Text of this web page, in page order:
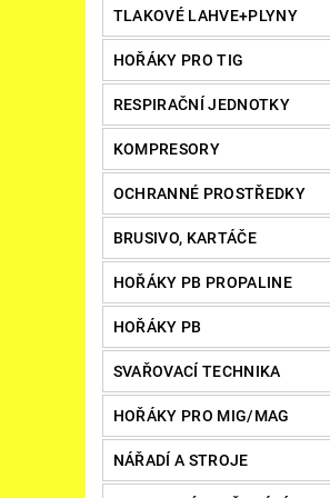
TLAKOVÉ LAHVE+PLYNY
HOŘÁKY PRO TIG
RESPIRAČNÍ JEDNOTKY
KOMPRESORY
OCHRANNÉ PROSTŘEDKY
BRUSIVO, KARTÁČE
HOŘÁKY PB PROPALINE
HOŘÁKY PB
SVAŘOVACÍ TECHNIKA
HOŘÁKY PRO MIG/MAG
NÁŘADÍ A STROJE